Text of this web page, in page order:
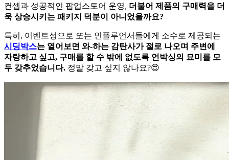
컨셉과 성공적인 팝업스토어 운영, 더불어 제품의 구매력을 더
욱 상승시키는 패키지 덕분이 아니었을까요?
특히, 이벤트성으로 또는 인플루언서들에게 소수로 제공되는
시딩박스는 열어보면 와-하는 감탄사가 절로 나오며 주변에
자랑하고 싶고, 구매를 할 수 밖에 없도록 언박싱의 묘미를 모
두 갖추었습니다. 정말 갖고 싶지 않나요?😍